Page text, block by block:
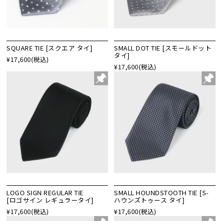
SQUARE TIE [スクエア タイ]
¥17,600(税込)
SMALL DOT TIE [スモールドット
タイ]
¥17,600(税込)
LOGO SIGN REGULAR TIE
[ロゴサイン レギュラータイ]
¥17,600(税込)
SMALL HOUNDSTOOTH TIE [S-
ハウンズトゥース タイ]
¥17,600(税込)